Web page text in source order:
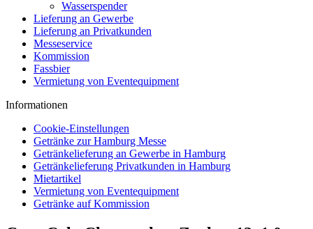
Wasserspender
Lieferung an Gewerbe
Lieferung an Privatkunden
Messeservice
Kommission
Fassbier
Vermietung von Eventequipment
Informationen
Cookie-Einstellungen
Getränke zur Hamburg Messe
Getränkelieferung an Gewerbe in Hamburg
Getränkelieferung Privatkunden in Hamburg
Mietartikel
Vermietung von Eventequipment
Getränke auf Kommission